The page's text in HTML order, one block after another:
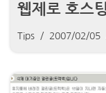
웹제로 호스
Tips 2007/02/05